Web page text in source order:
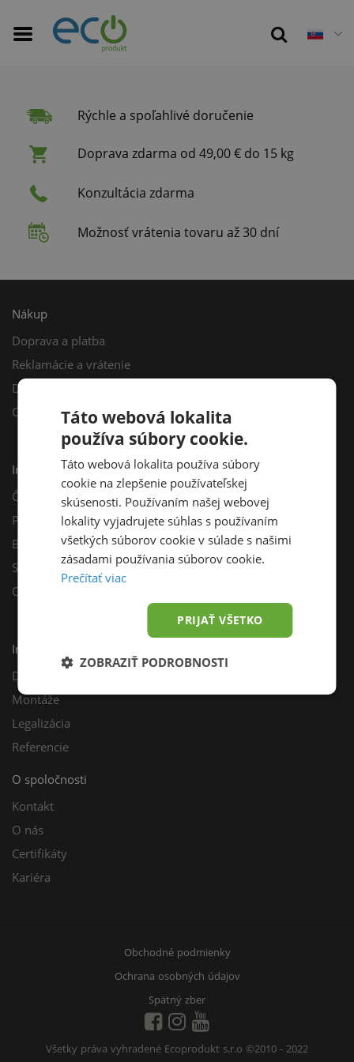
Rýchle a spoľahlivé doručenie
Doprava zdarma od 49,00 € do 15 kg
Konzultácia zdarma
Možnosť vrátenia tovaru až 30 dní
Nákup
Doprava a platba
Reklamácie a vrátenie
Darčekový poukaz
Odberné miesta
Informácie
Často kladené otázky
Poradňa
Blog
Sprievodca výberom fotovoltiky
Odporúčací program
Inštalácie
Dotácie
Montáže
Legalizácia
Referencie
O spoločnosti
Kontakt
O nás
Certifikáty
Kariéra
Obchodné podmienky
Ochrana osobných údajov
Spätný zber
Všetky práva vyhradené Ecoprodukt s.r.o ©2010 - 2022
Táto webová lokalita
používa súbory cookie.
Táto webová lokalita používa súbory
cookie na zlepšenie používateľskej
skúsenosti. Používaním našej webovej
lokality vyjadrujete súhlas s používaním
všetkých súborov cookie v súlade s našimi
zásadami používania súborov cookie.
Prečítať viac
PRIJAŤ VŠETKO
ZOBRAZIŤ PODROBNOSTI